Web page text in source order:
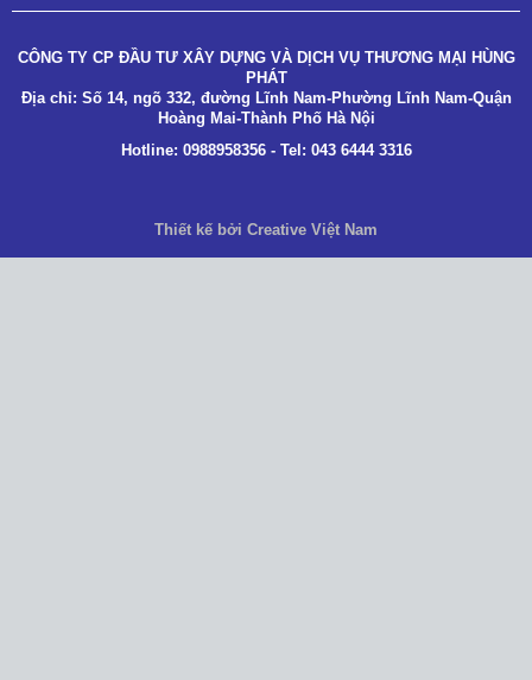
CÔNG TY CP ĐẦU TƯ XÂY DỰNG VÀ DỊCH VỤ THƯƠNG MẠI HÙNG
PHÁT
Địa chỉ: Số 14, ngõ 332, đường Lĩnh Nam-Phường Lĩnh Nam-Quận
Hoàng Mai-Thành Phố Hà Nội
Hotline: 0988958356 - Tel: 043 6444 3316
Thiết kế bởi Creative Việt Nam